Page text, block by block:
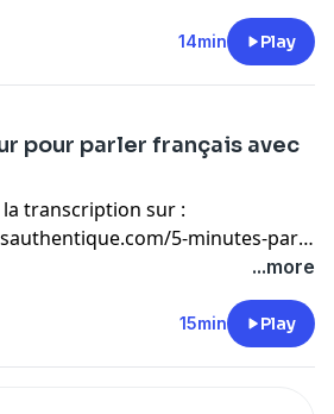
14min Play
pour parler français avec
transcription sur :
5-minutes-par-
...more
15min Play